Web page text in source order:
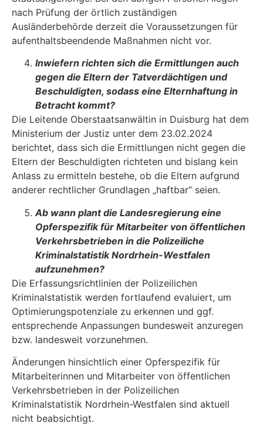
nach Prüfung der örtlich zuständigen
Ausländerbehörde derzeit die Voraussetzun­gen für
aufenthaltsbeendende Maßnahmen nicht vor.
Inwiefern richten sich die Ermittlungen auch
gegen die Eltern der Tatverdächtigen und
Beschuldigten, sodass eine Elternhaftung in
Betracht kommt?
Die Leitende Oberstaatsanwältin in Duisburg hat dem
Ministerium der Justiz unter dem 23.02.2024
berichtet, dass sich die Ermittlungen nicht gegen die
Eltern der Beschuldigten rich­teten und bislang kein
Anlass zu ermitteln bestehe, ob die Eltern aufgrund
anderer rechtlicher Grundlagen „haftbar“ seien.
Ab wann plant die Landesregierung eine
Opferspezifik für Mitarbeiter von öffent­lichen
Verkehrsbetrieben in die Polizeiliche
Kriminalstatistik Nordrhein-Westfalen
aufzunehmen?
Die Erfassungsrichtlinien der Polizeilichen
Kriminalstatistik werden fortlaufend evaluiert, um
Optimierungspotenziale zu erkennen und ggf.
entsprechende Anpassungen bundesweit an­zuregen
bzw. landesweit vorzunehmen.
Änderungen hinsichtlich einer Opferspezifik für
Mitarbeiterinnen und Mitarbeiter von öffentli­chen
Verkehrsbetrieben in der Polizeilichen
Kriminalstatistik Nordrhein-Westfalen sind aktuell
nicht beabsichtigt.